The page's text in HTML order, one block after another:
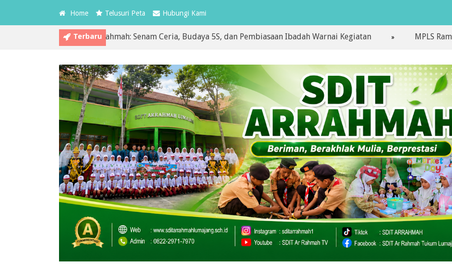
Home Telusuri Peta Hubungi Kami
Terbaru
MPLS SDIT Arrahmah: Senam Ceria, Budaya 5S, dan Pembiasaan Ibadah Warnai Kegiatan MPLS Ramah